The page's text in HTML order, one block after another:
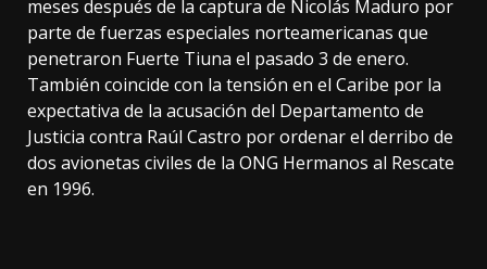
meses después de la captura de Nicolás Maduro por
parte de fuerzas especiales norteamericanas que
penetraron Fuerte Tiuna el pasado 3 de enero.
También coincide con la tensión en el Caribe por la
expectativa de la acusación del Departamento de
Justicia contra Raúl Castro por ordenar el derribo de
dos avionetas civiles de la ONG Hermanos al Rescate
en 1996.